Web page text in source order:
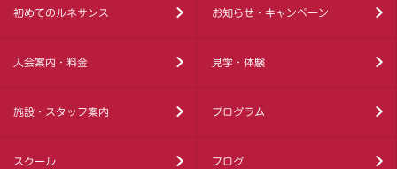
初めてのルネサンス お知らせ・キャンペーン
入会案内・料金 見学・体験
施設・スタッフ案内 プログラム
スクール ブログ